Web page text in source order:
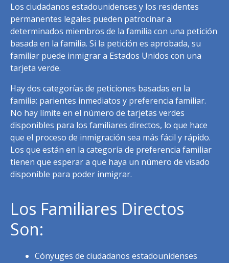
Los ciudadanos estadounidenses y los residentes
permanentes legales pueden patrocinar a
determinados miembros de la familia con una petición
basada en la familia. Si la petición es aprobada, su
familiar puede inmigrar a Estados Unidos con una
tarjeta verde.
Hay dos categorías de peticiones basadas en la
familia: parientes inmediatos y preferencia familiar.
No hay límite en el número de tarjetas verdes
disponibles para los familiares directos, lo que hace
que el proceso de inmigración sea más fácil y rápido.
Los que están en la categoría de preferencia familiar
tienen que esperar a que haya un número de visado
disponible para poder inmigrar.
Los Familiares Directos
Son:
Cónyuges de ciudadanos estadounidenses